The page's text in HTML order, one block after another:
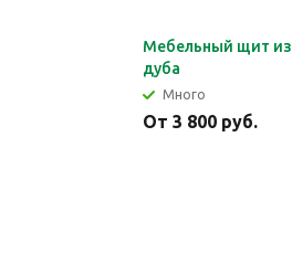
Мебельный щит из
дуба
Много
От 3 800 руб.